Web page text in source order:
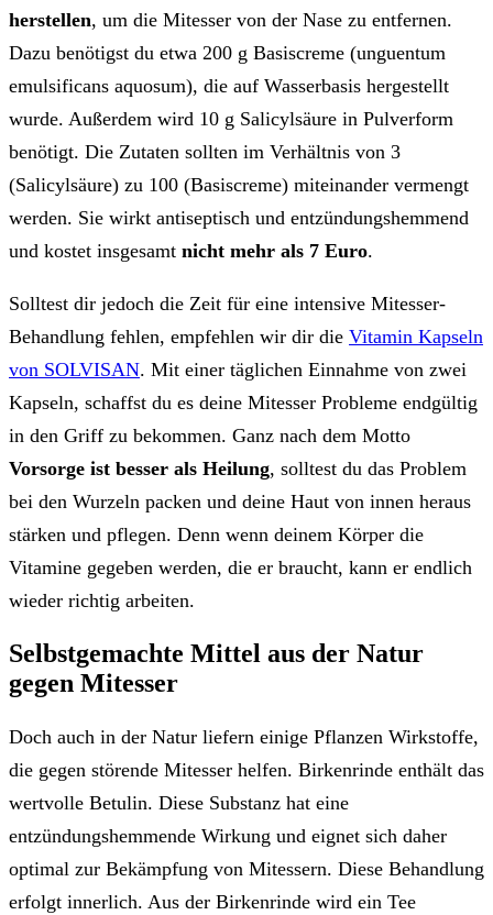
herstellen, um die Mitesser von der Nase zu entfernen.
Dazu benötigst du etwa 200 g Basiscreme (unguentum
emulsificans aquosum), die auf Wasserbasis hergestellt
wurde. Außerdem wird 10 g Salicylsäure in Pulverform
benötigt. Die Zutaten sollten im Verhältnis von 3
(Salicylsäure) zu 100 (Basiscreme) miteinander vermengt
werden. Sie wirkt antiseptisch und entzündungshemmend
und kostet insgesamt nicht mehr als 7 Euro.
Solltest dir jedoch die Zeit für eine intensive Mitesser-
Behandlung fehlen, empfehlen wir dir die Vitamin Kapseln
von SOLVISAN. Mit einer täglichen Einnahme von zwei
Kapseln, schaffst du es deine Mitesser Probleme endgültig
in den Griff zu bekommen. Ganz nach dem Motto
Vorsorge ist besser als Heilung, solltest du das Problem
bei den Wurzeln packen und deine Haut von innen heraus
stärken und pflegen. Denn wenn deinem Körper die
Vitamine gegeben werden, die er braucht, kann er endlich
wieder richtig arbeiten.
Selbstgemachte Mittel aus der Natur
gegen Mitesser
Doch auch in der Natur liefern einige Pflanzen Wirkstoffe,
die gegen störende Mitesser helfen. Birkenrinde enthält das
wertvolle Betulin. Diese Substanz hat eine
entzündungshemmende Wirkung und eignet sich daher
optimal zur Bekämpfung von Mitessern. Diese Behandlung
erfolgt innerlich. Aus der Birkenrinde wird ein Tee